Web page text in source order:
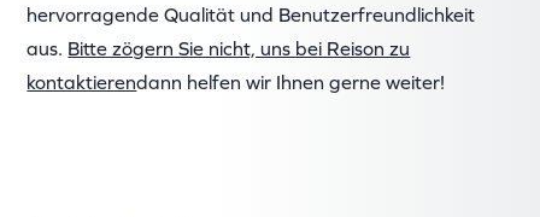
hervorragende Qualität und Benutzerfreundlichkeit
aus. Bitte zögern Sie nicht, uns bei Reison zu
kontaktierendann helfen wir Ihnen gerne weiter!